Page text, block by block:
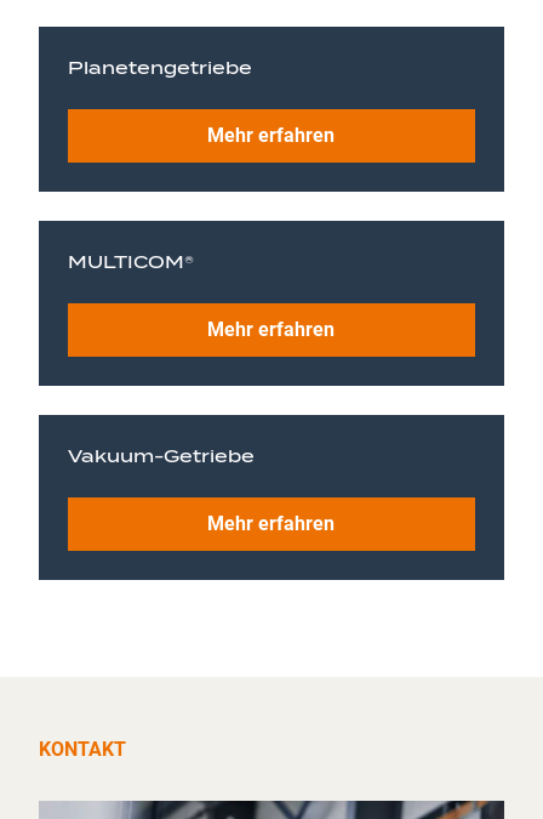
Planetengetriebe
Mehr erfahren
MULTICOM®
Mehr erfahren
Vakuum-Getriebe
Mehr erfahren
KONTAKT